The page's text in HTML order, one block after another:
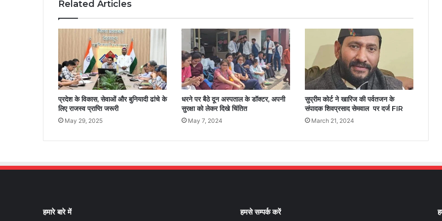
Related Articles
प्रदेश के विकास, सेवाओं और बुनियादी ढांचे के
लिए राजस्व प्राप्ति जरूरी
May 29, 2025
धरने पर बैठे दून अस्पताल के डॉक्टर, अपनी
सुरक्षा को लेकर दिखे चिंतित
May 7, 2024
सुप्रीम कोर्ट ने खारिज की पर्वतजन के
संपादक शिवप्रसाद सेमवाल पर दर्ज FIR
March 21, 2024
हमारे बारे में हमसे सम्पर्क करें